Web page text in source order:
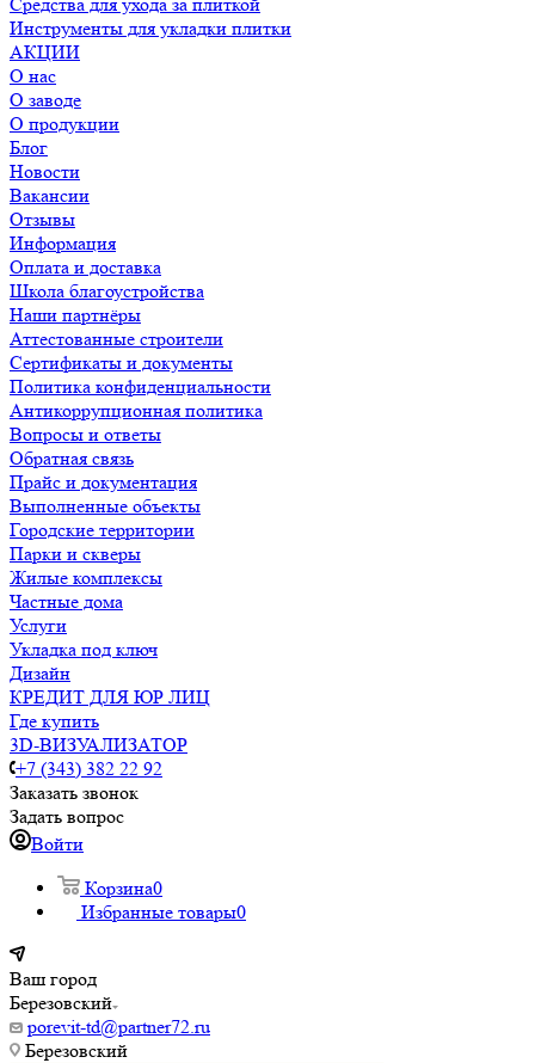
Инструменты для укладки плитки
АКЦИИ
О нас
О заводе
О продукции
Блог
Новости
Вакансии
Отзывы
Информация
Оплата и доставка
Школа благоустройства
Наши партнёры
Аттестованные строители
Сертификаты и документы
Политика конфиденциальности
Антикоррупционная политика
Вопросы и ответы
Обратная связь
Прайс и документация
Выполненные объекты
Городские территории
Парки и скверы
Жилые комплексы
Частные дома
Услуги
Укладка под ключ
Дизайн
КРЕДИТ ДЛЯ ЮР ЛИЦ
Где купить
3D-ВИЗУАЛИЗАТОР
+7 (343) 382 22 92
Заказать звонок
Задать вопрос
Войти
Корзина0
Избранные товары0
Ваш город
Березовский
porevit-td@partner72.ru
Березовский